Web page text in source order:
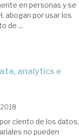
en personas y se
abogan por usar los
de ...
ciento de los datos.
no pueden